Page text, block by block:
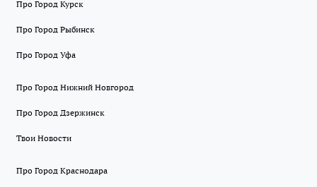
Про Город Курск
Про Город Рыбинск
Про Город Уфа
Про Город Нижний Новгород
Про Город Дзержинск
Твои Новости
Про Город Краснодара